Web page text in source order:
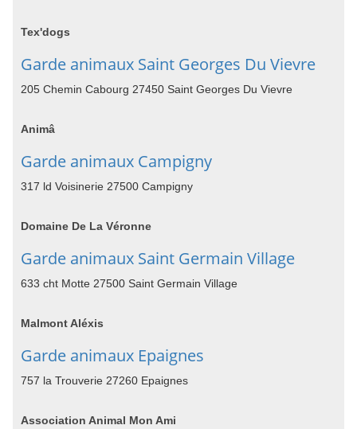
Tex'dogs
Garde animaux Saint Georges Du Vievre
205 Chemin Cabourg 27450 Saint Georges Du Vievre
Animâ
Garde animaux Campigny
317 ld Voisinerie 27500 Campigny
Domaine De La Véronne
Garde animaux Saint Germain Village
633 cht Motte 27500 Saint Germain Village
Malmont Aléxis
Garde animaux Epaignes
757 la Trouverie 27260 Epaignes
Association Animal Mon Ami